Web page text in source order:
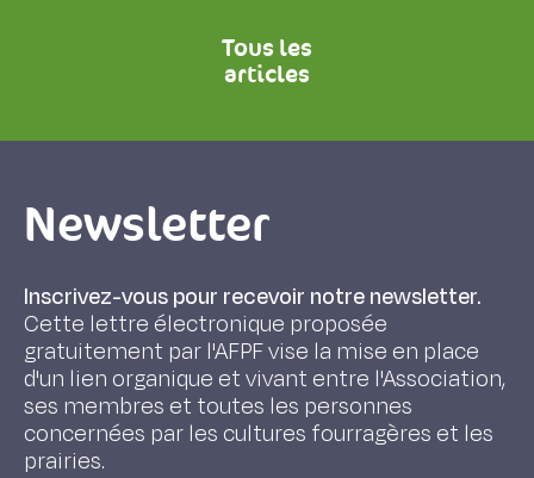
Tous les
articles
Newsletter
Inscrivez-vous pour recevoir notre newsletter.
Cette lettre électronique proposée
gratuitement par l'AFPF vise la mise en place
d'un lien organique et vivant entre l'Association,
ses membres et toutes les personnes
concernées par les cultures fourragères et les
prairies.